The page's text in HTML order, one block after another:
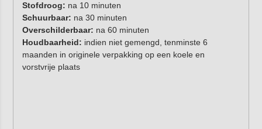
Stofdroog: na 10 minuten
Schuurbaar: na 30 minuten
Overschilderbaar: na 60 minuten
Houdbaarheid: indien niet gemengd, tenminste 6
maanden in originele verpakking op een koele en
vorstvrije plaats